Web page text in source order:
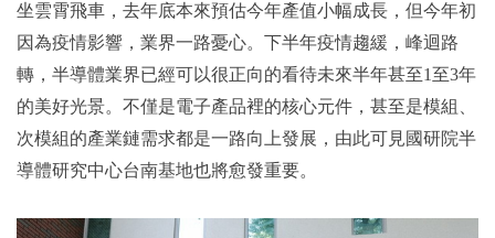
坐雲霄飛車，去年底本來預估今年產值小幅成長，但今年初
因為疫情影響，業界一路憂心。下半年疫情趨緩，峰迴路
轉，半導體業界已經可以很正向的看待未來半年甚至1至3年
的美好光景。不僅是電子產品裡的核心元件，甚至是模組、
次模組的產業鏈需求都是一路向上發展，由此可見國研院半
導體研究中心台南基地也將愈發重要。